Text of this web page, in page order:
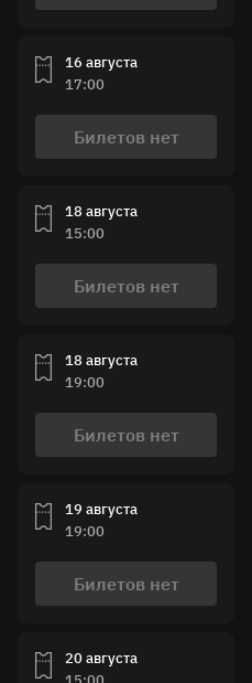
16 августа
17:00
Билетов нет
18 августа
15:00
Билетов нет
18 августа
19:00
Билетов нет
19 августа
19:00
Билетов нет
20 августа